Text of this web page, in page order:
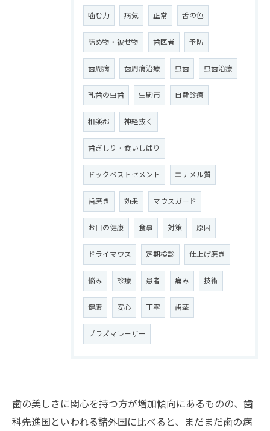
噛む力 病気 正常 舌の色
詰め物・被せ物 歯医者 予防
歯周病 歯周病治療 虫歯 虫歯治療
乳歯の虫歯 生駒市 自費診療
相楽郡 神経抜く
歯ぎしり・食いしばり
ドックベストセメント エナメル質
歯磨き 効果 マウスガード
お口の健康 食事 対策 原因
ドライマウス 定期検診 仕上げ磨き
悩み 診療 患者 痛み 技術
健康 安心 丁寧 歯茎
プラズマレーザー
歯の美しさに関心を持つ方が増加傾向にあるものの、歯
科先進国といわれる諸外国に比べると、まだまだ歯の病